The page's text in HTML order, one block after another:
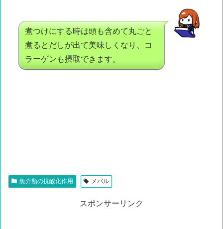
煮つけにする時は頭も含めて丸ごと
煮るとだしが出て美味しくなり、コ
ラーゲンも摂取できます。
魚介類の抗酸化作用 メバル
スポンサーリンク